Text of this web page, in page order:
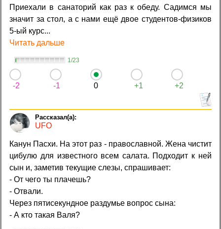
Приехали в санаторий как раз к обеду. Садимся мы
значит за стол, а с нами ещё двое студентов-физиков
5-ый курс...
Читать дальше
1/23
-2 -1 0 +1 +2
UFO
Канун Пасхи. На этот раз - православной. Жена чистит
цибулю для известного всем салата. Подходит к ней
сын и, заметив текущие слезы, спрашивает:
- От чего ты плачешь?
- Отвали.
Через пятисекундное раздумье вопрос сына:
- А кто такая Валя?